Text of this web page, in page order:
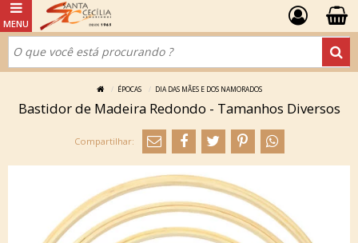
ÉPOCAS DIA DAS MÃES E DOS NAMORADOS
Bastidor de Madeira Redondo - Tamanhos Diversos